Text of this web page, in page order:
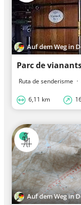
Auf dem Weg in
Ruta de senderisme ·
6,11 km
Auf dem Weg in